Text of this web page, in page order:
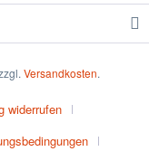
Versandkosten.
widerrufen